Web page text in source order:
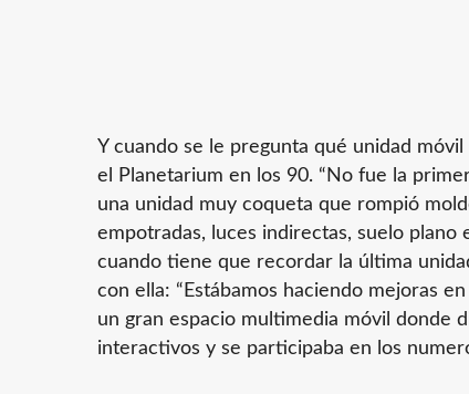
Y cuando se le pregunta qué unidad
el Planetarium en los 90. “No fue la
una unidad muy coqueta que rompió
empotradas, luces indirectas, suelo plano
cuando tiene que recordar la última
con ella: “Estábamos haciendo mejoras en
un gran espacio multimedia móvil donde
interactivos y se participaba en los